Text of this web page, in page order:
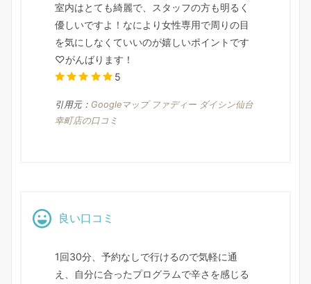
室内はとても綺麗で、スタッフの方も明るく
優しいですよ！なにより女性専用で周りの目
を気にしなくていいのが嬉しいポイントです
♡がんばります！
5
引用元： Googleマップ ファディー ダイシン仙台
幸町店の口コミ
良い口コミ
1回30分、予約なしで行けるので気軽に通
え、自分に合ったプログラムで辛さを感じる